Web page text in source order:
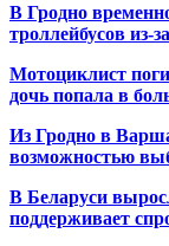
В Гродно
троллейбусов из-
Мотоциклист
дочь попала в
Из Гродно в
возможностью
В Беларуси
поддерживает